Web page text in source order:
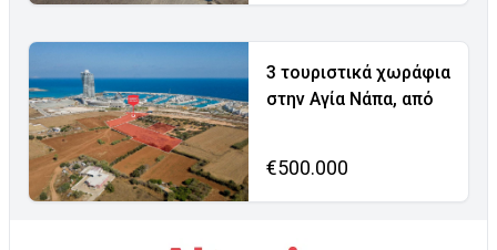
3 τουριστικά χωράφια
στην Αγία Νάπα, από
€500.000